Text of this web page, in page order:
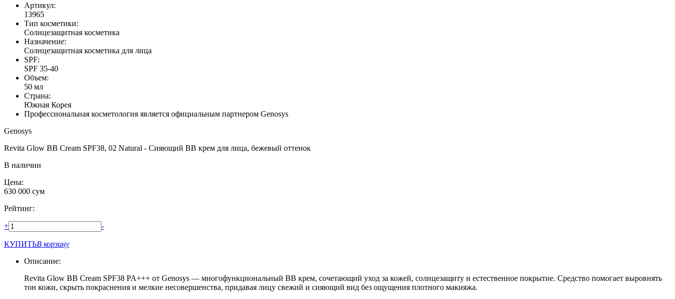
Артикул:
13965
Тип косметики:
Солнцезащитная косметика
Назначение:
Солнцезащитная косметика для лица
SPF:
SPF 35-40
Объем:
50 мл
Страна:
Южная Корея
Профессиональная косметология является официальным партнером Genosys
Genosys
Revita Glow BB Cream SPF38, 02 Natural - Сияющий BB крем для лица, бежевый оттенок
В наличии
Цена:
630 000 сум
Рейтинг:
+ -
КУПИТЬВ корзину
Описание:
Revita Glow BB Cream SPF38 PA+++ от Genosys — многофункциональный BB крем, сочетающий уход за кожей, солнцезащиту и естественное покрытие. Средство помогает выровнять
тон кожи, скрыть покраснения и мелкие несовершенства, придавая лицу свежий и сияющий вид без ощущения плотного макияжа.